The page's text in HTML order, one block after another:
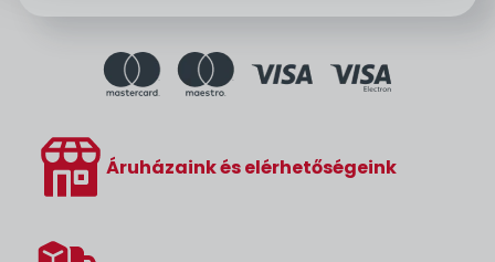
Áruházaink és elérhetőségeink